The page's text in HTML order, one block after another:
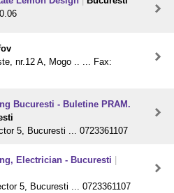
nr.12 A, Mogo .. ... Fax:
Bucuresti - Buletine PRAM.
5, Bucuresti ... 0723361107
Electrician - Bucuresti
5, Bucuresti ... 0723361107